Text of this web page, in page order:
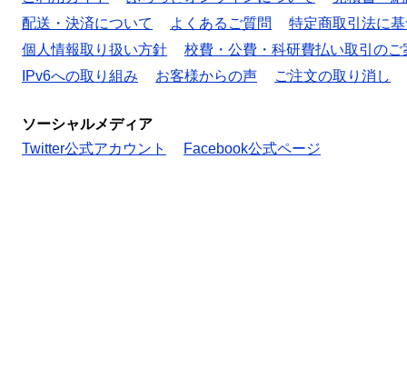
配送・決済について
よくあるご質問
特定商取引法に
個人情報取り扱い方針
校費・公費・科研費払い取引のご
IPv6への取り組み
お客様からの声 ご注文の取り消し
ソーシャルメディア
Twitter公式アカウント
Facebook公式ページ